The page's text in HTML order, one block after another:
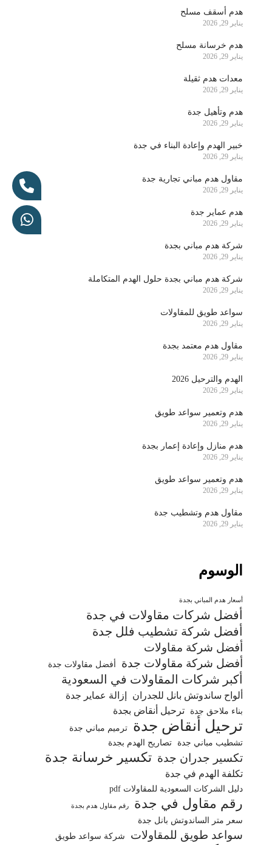
هدم أسقف مسلح
يناير 29, 2026
هدم خرسانة مسلح
يناير 29, 2026
معدات هدم ثقيلة
يناير 29, 2026
هدم وتأهيل جدة
يناير 29, 2026
خبير الهدم وإعادة البناء في جدة
يناير 29, 2026
مقاول هدم مباني تجارية جدة
يناير 29, 2026
هدم عماير جدة
يناير 29, 2026
شركة هدم مباني بجدة
يناير 29, 2026
شركة هدم مباني بجدة حلول الهدم المتكاملة
يناير 29, 2026
سواعد طويق للمقاولات
يناير 29, 2026
مقاول هدم معتمد بجدة
يناير 29, 2026
الهدم والترحيل 2026
يناير 29, 2026
هدم وتعمير سواعد طويق
يناير 29, 2026
هدم منازل وإعادة إعمار بجدة
يناير 29, 2026
هدم وتعمير سواعد طويق
يناير 29, 2026
مقاول هدم وتشطيب جدة
يناير 29, 2026
الوسوم
أسعار هدم المباني بجدة
أفضل شركات مقاولات في جدة
أفضل شركة تشطيب فلل جدة
أفضل شركة مقاولات
أفضل شركة مقاولات جدة
أفضل مقاولات جدة
أكبر شركات المقاولات في السعودية
ألواح ساندوتش بانل للجدران إزالة عماير جدة
بناء ملاحق جدة ترحيل أنقاض بجدة
ترحيل أنقاض جدة
ترميم مباني جدة
تشطيب مباني جدة
تصاريح الهدم بجدة
تكسير جدران جدة تكسير خرسانة جدة
تكلفة الهدم في جدة
دليل الشركات السعودية للمقاولات pdf
رقم مقاول في جدة رقم مقاول هدم بجدة
سعر متر الساندوتش بانل جدة
سواعد طويق للمقاولات شركة سواعد طويق